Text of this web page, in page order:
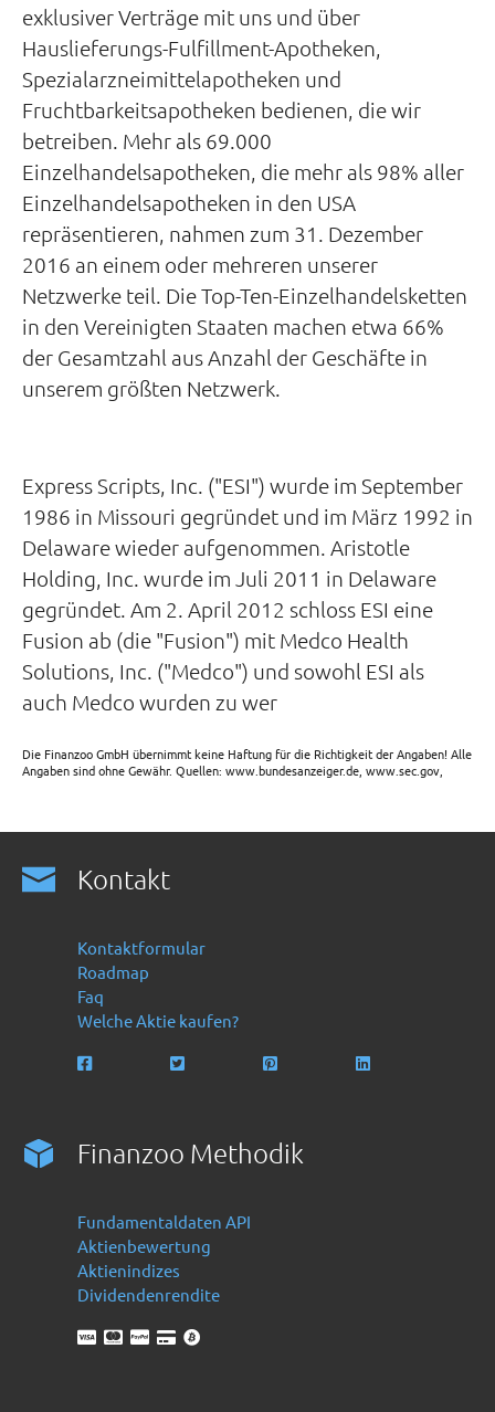
exklusiver Verträge mit uns und über
Hauslieferungs-Fulfillment-Apotheken,
Spezialarzneimittelapotheken und
Fruchtbarkeitsapotheken bedienen, die wir
betreiben. Mehr als 69.000
Einzelhandelsapotheken, die mehr als 98% aller
Einzelhandelsapotheken in den USA
repräsentieren, nahmen zum 31. Dezember
2016 an einem oder mehreren unserer
Netzwerke teil. Die Top-Ten-Einzelhandelsketten
in den Vereinigten Staaten machen etwa 66%
der Gesamtzahl aus Anzahl der Geschäfte in
unserem größten Netzwerk.
Express Scripts, Inc. ("ESI") wurde im September
1986 in Missouri gegründet und im März 1992 in
Delaware wieder aufgenommen. Aristotle
Holding, Inc. wurde im Juli 2011 in Delaware
gegründet. Am 2. April 2012 schloss ESI eine
Fusion ab (die "Fusion") mit Medco Health
Solutions, Inc. ("Medco") und sowohl ESI als
auch Medco wurden zu wer
Die Finanzoo GmbH übernimmt keine Haftung für die Richtigkeit der Angaben! Alle
Angaben sind ohne Gewähr. Quellen: www.bundesanzeiger.de, www.sec.gov,
Kontakt
Kontaktformular
Roadmap
Faq
Welche Aktie kaufen?
Finanzoo Methodik
Fundamentaldaten API
Aktienbewertung
Aktienindizes
Dividendenrendite